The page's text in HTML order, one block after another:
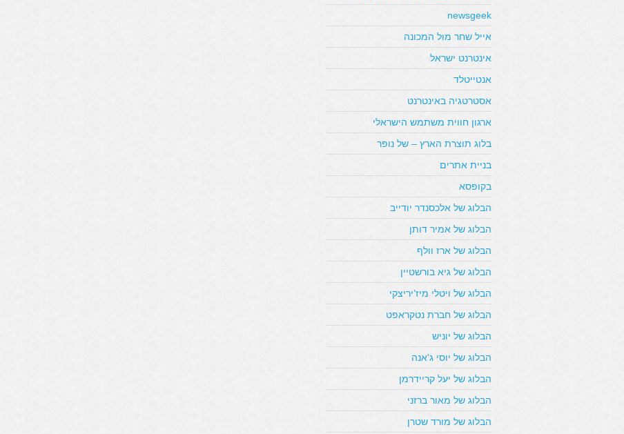
newsgeek
אייל שחר מול המכונה
אינטרנט ישראל
אנטייטלד
אסטרטגיה באינטרנט
ארגון חווית משתמש הישראלי
בלוג תוצרת הארץ – של נופר
בניית אתרים
בקופסא
הבלוג של אלכסנדר יודייב
הבלוג של אמיר דותן
הבלוג של ארז וולף
הבלוג של גיא בורשטיין
הבלוג של ויטלי מיז’יריצקי
הבלוג של חברת נטקראפט
הבלוג של יוניש
הבלוג של יוסי ג'אנה
הבלוג של יעל קריידרמן
הבלוג של מאור ברזני
הבלוג של מורד שטרן